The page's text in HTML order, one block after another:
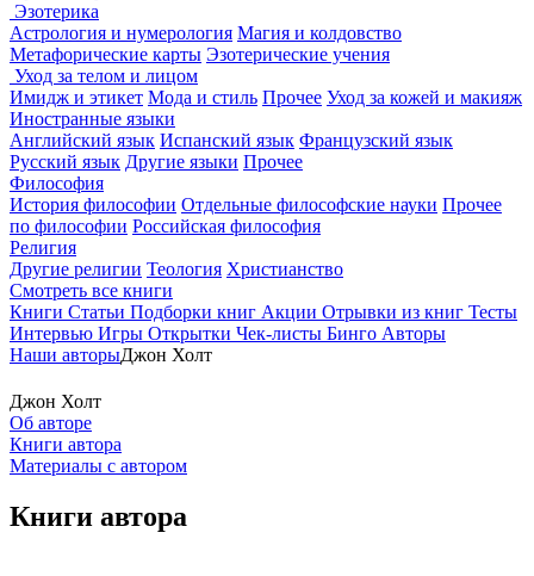
Эзотерика
Астрология и нумерология Магия и колдовство
Метафорические карты Эзотерические учения
Уход за телом и лицом
Имидж и этикет Мода и стиль Прочее Уход за кожей и макияж
Иностранные языки
Английский язык Испанский язык Французский язык
Русский язык Другие языки Прочее
Философия
История философии Отдельные философские науки Прочее
по философии Российская философия
Религия
Другие религии Теология Христианство
Смотреть все книги
Книги Статьи Подборки книг Акции Отрывки из книг Тесты
Интервью Игры Открытки Чек-листы Бинго Авторы
Наши авторыДжон Холт
Джон Холт
Об авторе
Книги автора
Материалы с автором
Книги автора